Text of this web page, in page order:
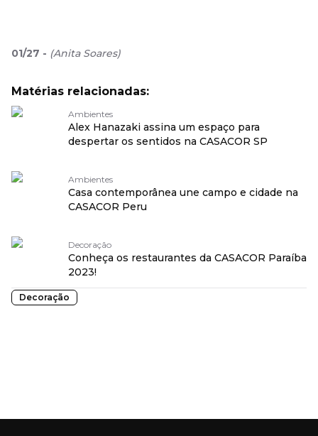
01/27 - (Anita Soares)
Matérias relacionadas:
Ambientes
Alex Hanazaki assina um espaço para
despertar os sentidos na CASACOR SP
Ambientes
Casa contemporânea une campo e cidade na
CASACOR Peru
Decoração
Conheça os restaurantes da CASACOR Paraíba
2023!
Decoração